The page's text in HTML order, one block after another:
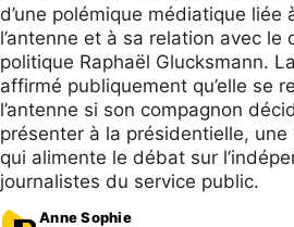
d’une polémique médiatique liée
l’antenne et à sa relation avec le
politique Raphaël Glucksmann.
affirmé publiquement qu’elle se
l’antenne si son compagnon
présenter à la présidentielle,
qui alimente le débat sur
journalistes du service public.
Anne Sophie